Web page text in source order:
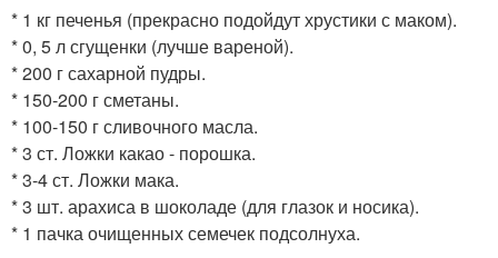
* 1 кг печенья (прекрасно подойдут хрустики с маком).
* 0, 5 л сгущенки (лучше вареной).
* 200 г сахарной пудры.
* 150-200 г сметаны.
* 100-150 г сливочного масла.
* 3 ст. Ложки какао - порошка.
* 3-4 ст. Ложки мака.
* 3 шт. арахиса в шоколаде (для глазок и носика).
* 1 пачка очищенных семечек подсолнуха.